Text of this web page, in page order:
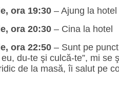
ora 19:30 – Ajung la hotel
ora 20:30 – Cina la hotel
ora 22:50 – Sunt pe
du-te şi culcă-te”, mi se
de la masă, îi salut pe